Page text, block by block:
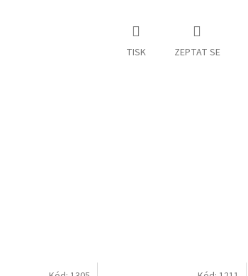
TISK ZEPTAT SE